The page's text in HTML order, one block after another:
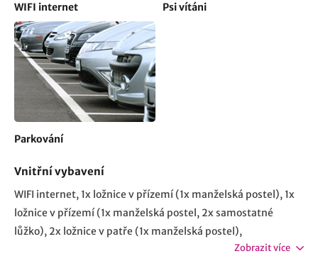
WIFI internet Psi vítáni
Parkování
Vnitřní vybavení
WIFI internet 1x ložnice v přízemí (1x manželská postel) 1x
ložnice v přízemí (1x manželská postel, 2x samostatné
lůžko) 2x ložnice v patře (1x manželská postel)
Zobrazit více